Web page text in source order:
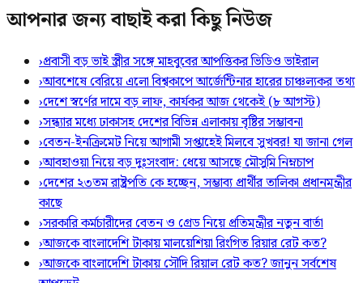
আপনার জন্য বাছাই করা কিছু নিউজ
›প্রবাসী বড় ভাই স্ত্রীর সঙ্গে মাহবুবের আপত্তিকর ভিডিও ভাইরাল ​
›আবশেষে বেরিয়ে এলো বিশ্বকাপে আর্জেন্টিনার হারের চাঞ্চল্যকর তথ্য
›দেশে স্বর্ণের দামে বড় লাফ, কার্যকর আজ থেকেই (৮ আগস্ট)
›সন্ধ্যার মধ্যে ঢাকাসহ দেশের বিভিন্ন এলাকায় বৃষ্টির সম্ভাবনা
›বেতন-ইনক্রিমেট নিয়ে আগামী সপ্তাহেই মিলবে সুখবর! যা জানা গেল
›আবহাওয়া নিয়ে বড় দুঃসংবাদ: ধেয়ে আসছে মৌসুমি নিম্নচাপ
›দেশের ২৩তম রাষ্ট্রপতি কে হচ্ছেন, সম্ভাব্য প্রার্থীর তালিকা প্রধানমন্ত্রীর
কাছে
›সরকারি কর্মচারীদের বেতন ও গ্রেড নিয়ে প্রতিমন্ত্রীর নতুন বার্তা
›আজকে বাংলাদেশি টাকায় মালয়েশিয়া রিংগিত রিয়ার রেট কত?
›আজকে বাংলাদেশি টাকায় সৌদি রিয়াল রেট কত? জানুন সর্বশেষ